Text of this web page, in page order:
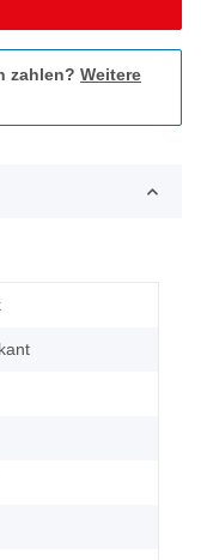
zahlen? Weitere